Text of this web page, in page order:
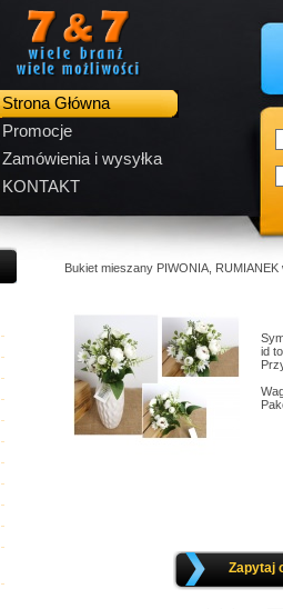
Strona Główna
Promocje
Zamówienia i wysyłka
KONTAKT
Bukiet mieszany PIWONIA,
id
Zapytaj